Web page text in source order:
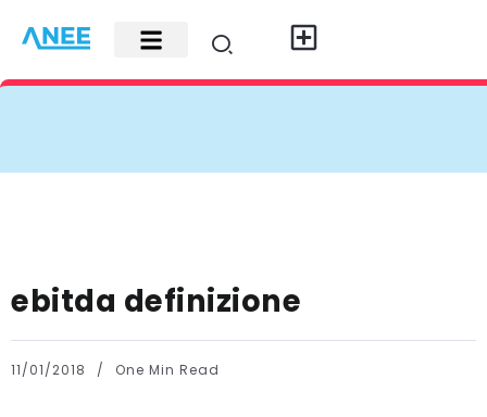
ebitda definizione
11/01/2018 One Min Read